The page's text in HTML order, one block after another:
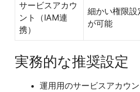
サービスアカウ
ント（IAM連
携）
細かい権限設
が可能
実務的な推奨設定
運用用のサービスアカウ